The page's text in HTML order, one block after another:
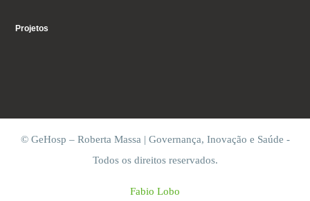
Projetos
© GeHosp – Roberta Massa | Governança, Inovação e Saúde -
Todos os direitos reservados.
Fabio Lobo